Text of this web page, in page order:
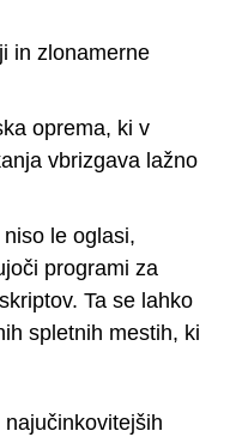
in zlonamerne
oprema, ki v
vbrizgava lažno
le oglasi,
programi za
Ta se lahko
spletnih mestih, ki